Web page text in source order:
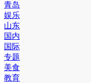
青岛
娱乐
山东
国内
国际
专题
美食
教育